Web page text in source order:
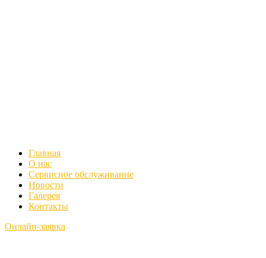
Главная
О нас
Сервисное обслуживание
Новости
Галерея
Контакты
Онлайн-заявка